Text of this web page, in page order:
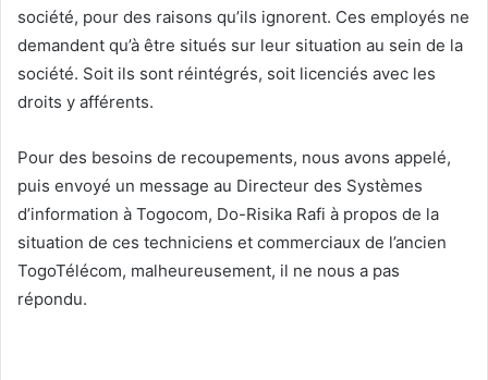
société, pour des raisons qu’ils ignorent. Ces employés ne
demandent qu’à être situés sur leur situation au sein de la
société. Soit ils sont réintégrés, soit licenciés avec les
droits y afférents.
Pour des besoins de recoupements, nous avons appelé,
puis envoyé un message au Directeur des Systèmes
d’information à Togocom, Do-Risika Rafi à propos de la
situation de ces techniciens et commerciaux de l’ancien
TogoTélécom, malheureusement, il ne nous a pas
répondu.